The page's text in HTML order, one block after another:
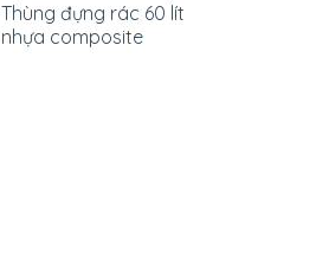
Thùng đựng rác 60 lít
nhựa composite